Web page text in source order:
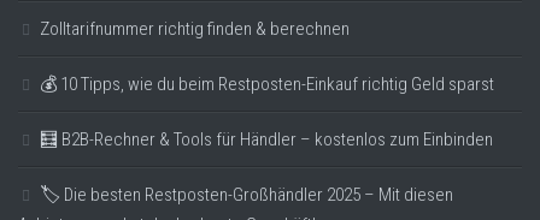
Zolltarifnummer richtig finden & berechnen
💰 10 Tipps, wie du beim Restposten-Einkauf richtig Geld sparst
🧮 B2B-Rechner & Tools für Händler – kostenlos zum Einbinden
🏷️ Die besten Restposten-Großhändler 2025 – Mit diesen